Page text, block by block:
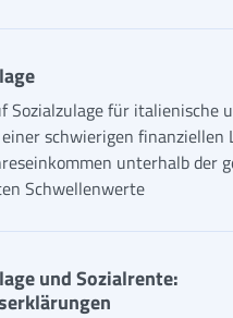
Sozialzulage für italienische
schwierigen finanziellen
unterhalb der
Schwellenwerte
und Sozialrente: